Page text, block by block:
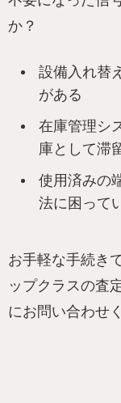
か？
設備入れ替
がある
在庫管理シ
庫として滞
使用済みの
法に困って
お手軽な手続き
ップクラスの査
にお問い合わせ